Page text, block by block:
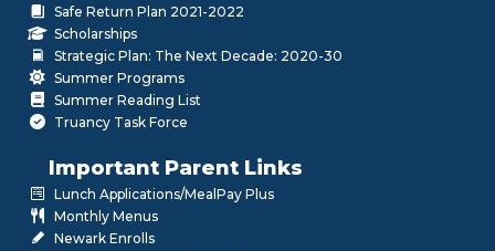
Safe Return Plan 2021-2022
Scholarships
Strategic Plan: The Next Decade: 2020-30
Summer Programs
Summer Reading List
Truancy Task Force
Important Parent Links
Lunch Applications/MealPay Plus
Monthly Menus
Newark Enrolls